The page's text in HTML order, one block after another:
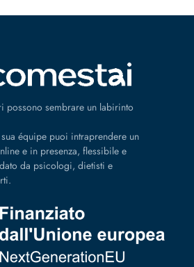
possono sembrare un labirinto
équipe puoi intraprendere un
e in presenza, flessibile e
da psicologi, dietisti e